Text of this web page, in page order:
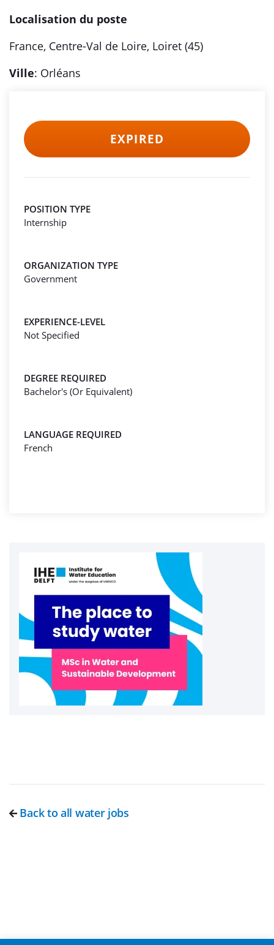
Localisation du poste
France, Centre-Val de Loire, Loiret (45)
Ville: Orléans
EXPIRED
POSITION TYPE
Internship
ORGANIZATION TYPE
Government
EXPERIENCE-LEVEL
Not Specified
DEGREE REQUIRED
Bachelor's (Or Equivalent)
LANGUAGE REQUIRED
French
Back to all water jobs